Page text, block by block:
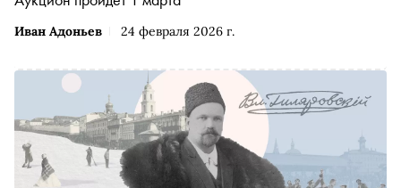
Иван Адоньев 24 февраля 2026 г.